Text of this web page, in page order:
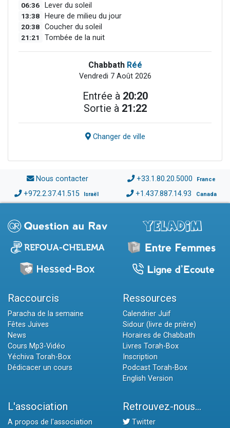
06:36 Lever du soleil
13:38 Heure de milieu du jour
20:38 Coucher du soleil
21:21 Tombée de la nuit
Chabbath Réé
Vendredi 7 Août 2026
Entrée à 20:20
Sortie à 21:22
Changer de ville
Nous contacter +33.1.80.20.5000 France
+972.2.37.41.515 Israël +1.437.887.14.93 Canada
Raccourcis
Paracha de la semaine
Fêtes Juives
News
Cours Mp3-Vidéo
Yéchiva Torah-Box
Dédicacer un cours
Ressources
Calendrier Juif
Sidour (livre de prière)
Horaires de Chabbath
Livres Torah-Box
Inscription
Podcast Torah-Box
English Version
L'association
A propos de l'association
Retrouvez-nous...
Twitter